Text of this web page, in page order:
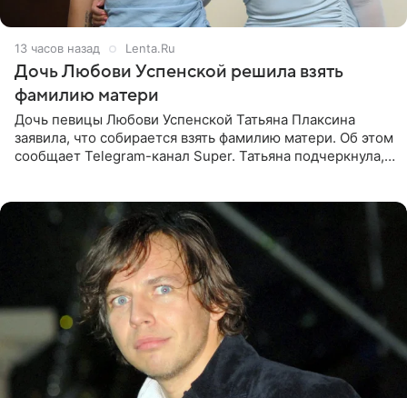
13 часов назад Lenta.Ru
Дочь Любови Успенской решила взять
фамилию матери
Дочь певицы Любови Успенской Татьяна Плаксина
заявила, что собирается взять фамилию матери. Об этом
сообщает Telegram-канал Super. Татьяна подчеркнула,